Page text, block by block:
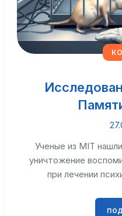
Ученые из MIT
уничтожение
при лечении